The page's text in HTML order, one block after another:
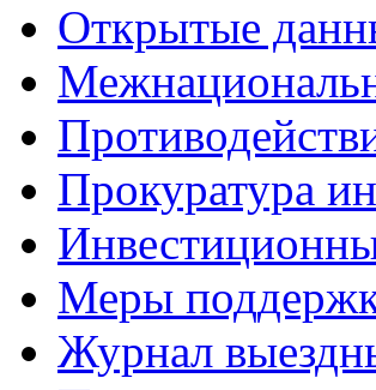
Открытые
Прокуратура
Меры
Журнал